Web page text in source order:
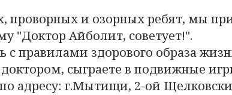
проворных и озорных ребят, мы
"Доктор Айболит, советует!".
с правилами здорового образа
доктором, сыграете в подвижные
по адресу: г.Мытищи, 2-ой